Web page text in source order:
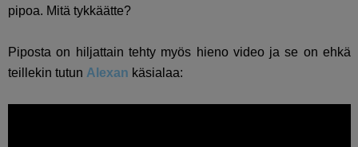
pipoa. Mitä tykkäätte?
Piposta on hiljattain tehty myös hieno video ja se on ehkä
teillekin tutun Alexan käsialaa: